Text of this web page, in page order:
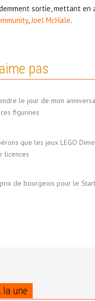
sortie, mettant en
,Joel McHale.
pas
le jour de mon
figurines
que les jeux LEGO
licences
de bourgeois pour le
la une